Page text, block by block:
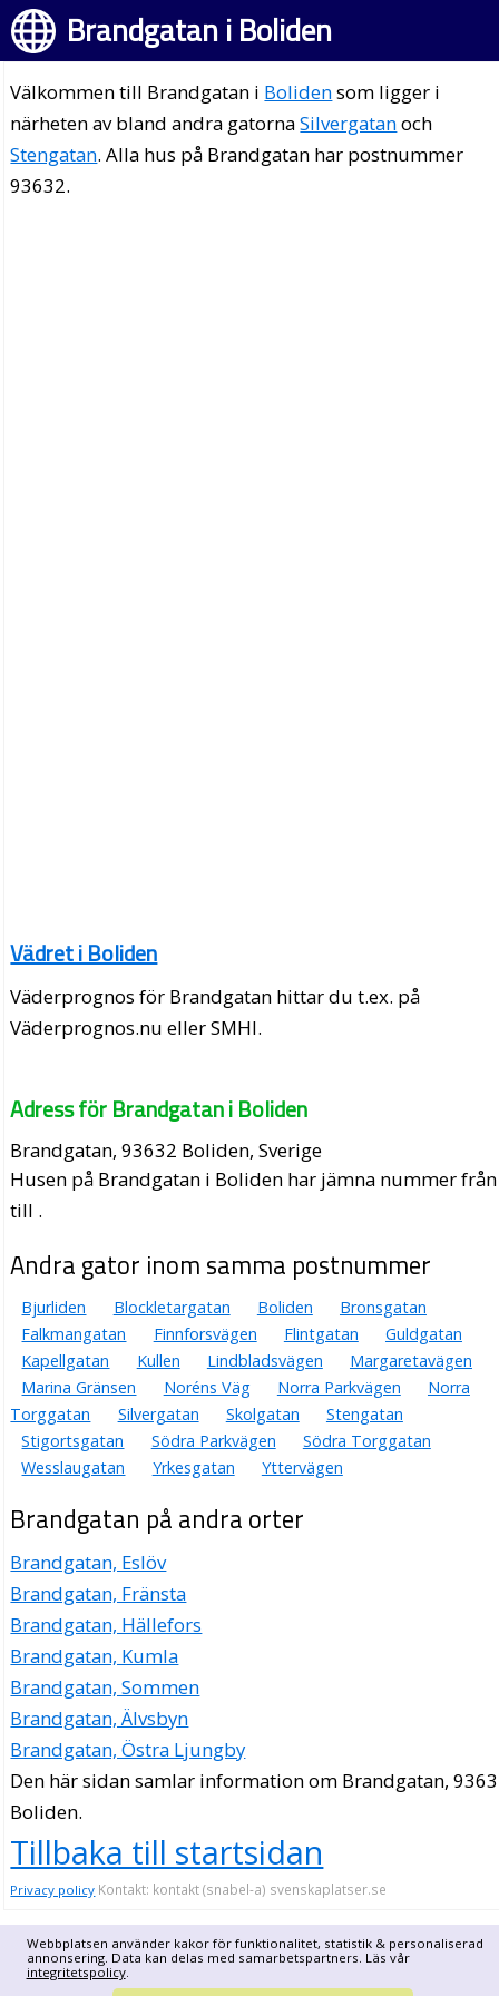
Webbplatsen använder kakor för funktionalitet, statistik & personaliserad
annonsering. Data kan delas med samarbetspartners. Läs vår
integritetspolicy.
Brandgatan i Boliden
Välkommen till Brandgatan i Bolidensom ligger i
närheten av bland andra gatornaSilvergatanoch
Stengatan. Alla hus på Brandgatan har postnummer
93632.
Vädret i Boliden
Väderprognos för Brandgatan hittar du t.ex. på
Väderprognos.nu eller SMHI.
Adress för Brandgatan i Boliden
Brandgatan, 93632 Boliden, Sverige
Husen på Brandgatan i Boliden har jämna nummer från
till .
Andra gator inom samma postnummer
Bjurliden Blockletargatan Boliden
Bronsgatan
Falkmangatan
Finnforsvägen Flintgatan
Guldgatan
Kapellgatan
Kullen Lindbladsvägen
Margaretavägen
Marina Gränsen
Noréns Väg Norra Parkvägen
Norra
Torggatan
Silvergatan Skolgatan
Stengatan
Stigortsgatan
Södra Parkvägen
Södra Torggatan
Wesslaugatan
Yrkesgatan Yttervägen
Brandgatan på andra orter
Brandgatan, Eslöv
Brandgatan, Fränsta
Brandgatan, Hällefors
Brandgatan, Kumla
Brandgatan, Sommen
Brandgatan, Älvsbyn
Brandgatan, Östra Ljungby
Den här sidan samlar information om Brandgatan,
Boliden.
Tillbaka till startsidan
Privacy policy Kontakt: kontakt (snabel-a) svenskaplatser.se